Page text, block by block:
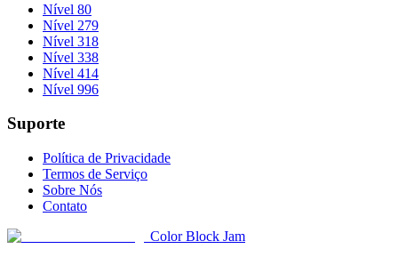
Nível 80
Nível 279
Nível 318
Nível 338
Nível 414
Nível 996
Suporte
Política de Privacidade
Termos de Serviço
Sobre Nós
Contato
Color Block Jam